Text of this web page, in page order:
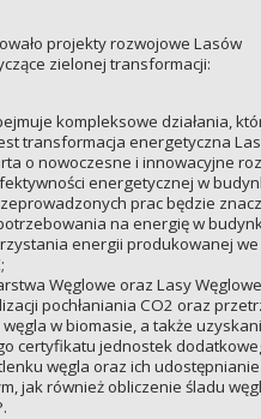
projekty rozwojowe Lasów
zielonej transformacji:
kompleksowe działania,
transformacja energetyczna
o nowoczesne i innowacyjne
energetycznej w
prac będzie
na energię w
energii produkowanej we
Węglowe oraz Lasy
pochłaniania CO2 oraz
w biomasie, a także
certyfikatu jednostek
węgla oraz ich
jak również obliczenie śladu